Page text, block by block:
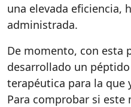
una elevada eficiencia,
administrada.
De momento, con esta
desarrollado un
terapéutica para la que
Para comprobar si